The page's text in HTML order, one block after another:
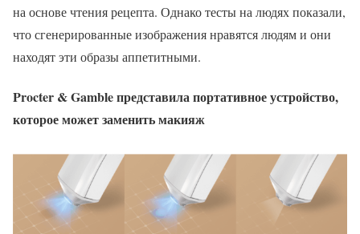
на основе чтения рецепта. Однако тесты на людях показали,
что сгенерированные изображения нравятся людям и они
находят эти образы аппетитными.
Procter & Gamble представила портативное устройство,
которое может заменить макияж